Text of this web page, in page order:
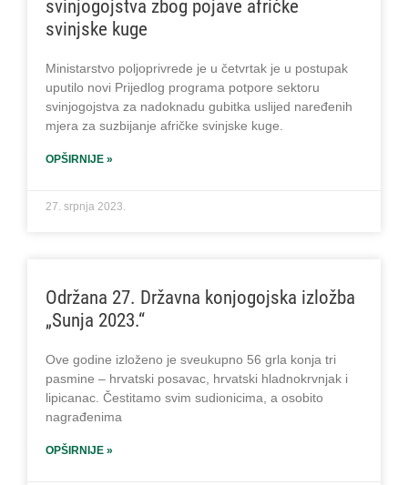
svinjogojstva zbog pojave afričke
svinjske kuge
Ministarstvo poljoprivrede je u četvrtak je u postupak
uputilo novi Prijedlog programa potpore sektoru
svinjogojstva za nadoknadu gubitka uslijed naređenih
mjera za suzbijanje afričke svinjske kuge.
OPŠIRNIJE »
27. srpnja 2023.
Održana 27. Državna konjogojska izložba
„Sunja 2023.“
Ove godine izloženo je sveukupno 56 grla konja tri
pasmine – hrvatski posavac, hrvatski hladnokrvnjak i
lipicanac. Čestitamo svim sudionicima, a osobito
nagrađenima
OPŠIRNIJE »